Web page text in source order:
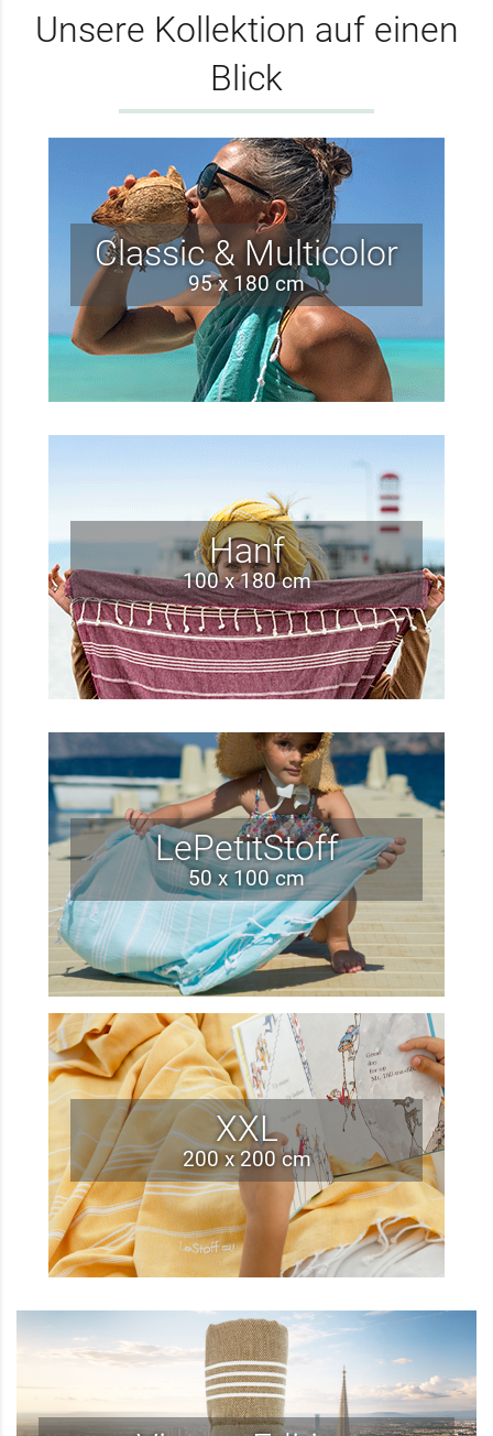
Unsere Kollektion auf einen
Blick
Classic & Multicolor
95 x 180 cm
Hanf
100 x 180 cm
LePetitStoff
50 x 100 cm
XXL
200 x 200 cm